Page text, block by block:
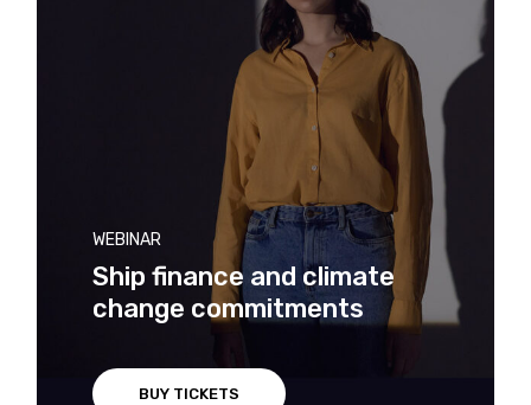
WEBINAR
Ship finance and climate
change commitments
BUY TICKETS